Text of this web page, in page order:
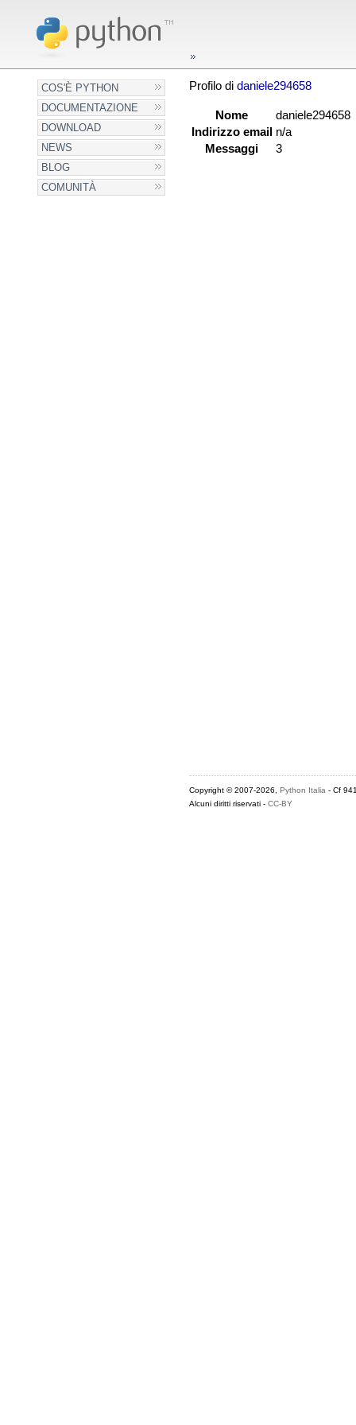
COS'È PYTHON
DOCUMENTAZIONE
DOWNLOAD
NEWS
BLOG
COMUNITÀ
Profilo di daniele294658
Nome
daniele294658
Indirizzo email n/a
Messaggi
3
Copyright © 2007-2026, Python Italia - Cf
Alcuni diritti riservati - CC-BY